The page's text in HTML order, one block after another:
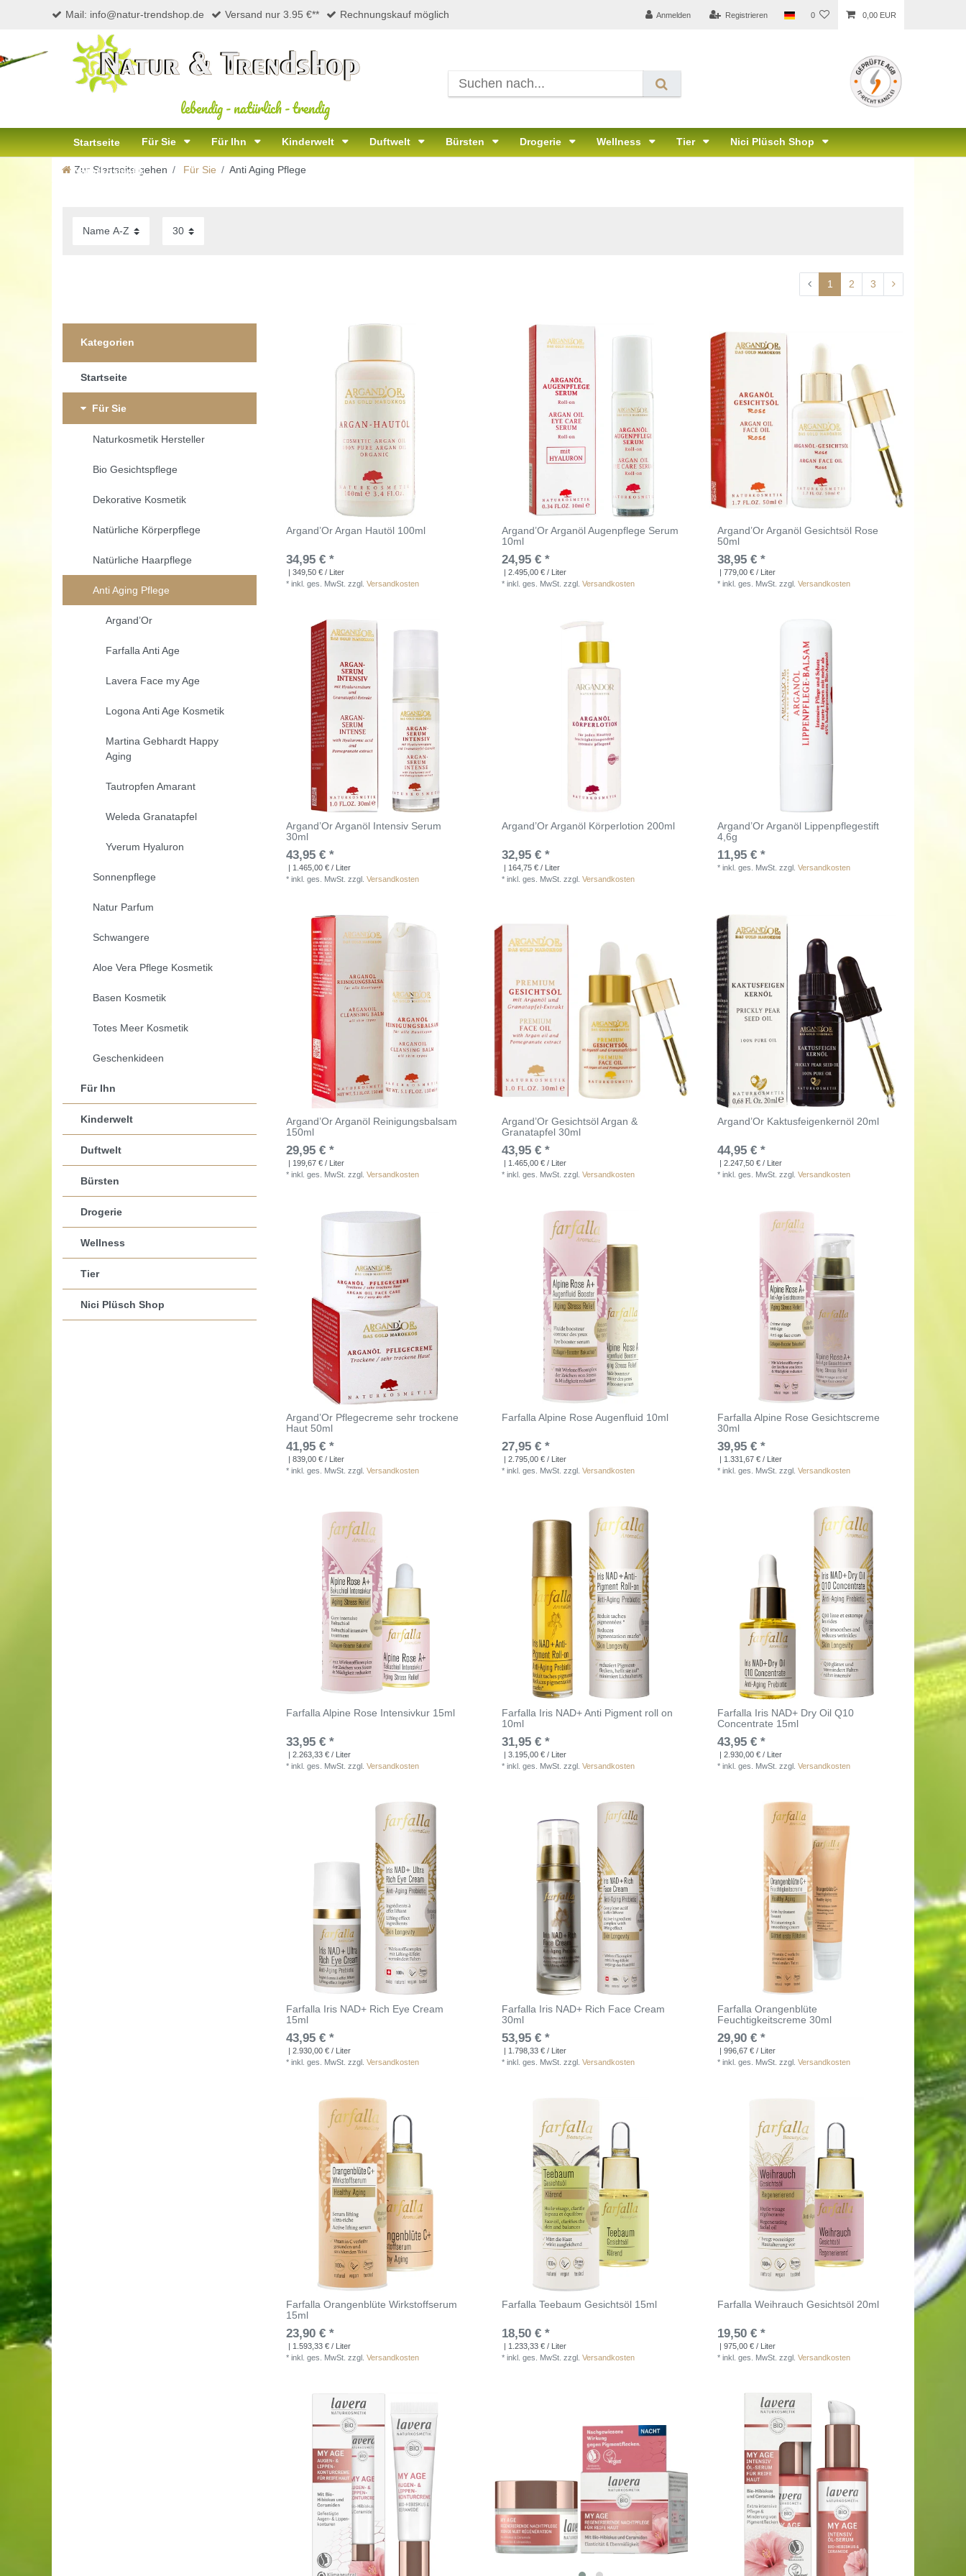
Mail: info@natur-trendshop.de Versand nur 3.95 €** Rechnungskauf möglich Anmelden Registrieren 0 0,00 EUR
lebendig-natürlich-trendig
Startseite Für Sie Für Ihn Kinderwelt Duftwelt Bürsten Drogerie Wellness Tier Nici Plüsch Shop
Naturkosmetik
Zur Startseite gehen Für Sie Anti Aging Pflege
1 2 3
Kategorien
Startseite
Für Sie
Naturkosmetik Hersteller
Bio Gesichtspflege
Dekorative Kosmetik
Natürliche Körperpflege
Natürliche Haarpflege
Anti Aging Pflege
Argand’Or
Farfalla Anti Age
Lavera Face my Age
Logona Anti Age Kosmetik
Martina Gebhardt Happy
Aging
Tautropfen Amarant
Weleda Granatapfel
Yverum Hyaluron
Sonnenpflege
Natur Parfum
Schwangere
Aloe Vera Pflege Kosmetik
Basen Kosmetik
Totes Meer Kosmetik
Geschenkideen
Für Ihn
Kinderwelt
Duftwelt
Bürsten
Drogerie
Wellness
Tier
Nici Plüsch Shop
Argand’Or Argan Hautöl 100ml
34,95 € *
| 349,50 € / Liter
*inkl. ges. MwSt. zzgl.Versandkosten
Argand’Or Arganöl Augenpflege Serum
10ml
24,95 € *
| 2.495,00 € / Liter
*inkl. ges. MwSt. zzgl.Versandkosten
Argand’Or Arganöl Gesichtsöl Rose
50ml
38,95 € *
| 779,00 € / Liter
*inkl. ges. MwSt. zzgl.Versandkosten
Argand’Or Arganöl Intensiv Serum
30ml
43,95 € *
| 1.465,00 € / Liter
*inkl. ges. MwSt. zzgl.Versandkosten
Argand’Or Arganöl Körperlotion 200ml
32,95 € *
| 164,75 € / Liter
*inkl. ges. MwSt. zzgl.Versandkosten
Argand’Or Arganöl Lippenpflegestift
4,6g
11,95 € *
*inkl. ges. MwSt. zzgl.Versandkosten
Argand’Or Arganöl Reinigungsbalsam
150ml
29,95 € *
| 199,67 € / Liter
*inkl. ges. MwSt. zzgl.Versandkosten
Argand’Or Gesichtsöl Argan &
Granatapfel 30ml
43,95 € *
| 1.465,00 € / Liter
*inkl. ges. MwSt. zzgl.Versandkosten
Argand’Or Kaktusfeigenkernöl 20ml
44,95 € *
| 2.247,50 € / Liter
*inkl. ges. MwSt. zzgl.Versandkosten
Argand’Or Pflegecreme sehr trockene
Haut 50ml
41,95 € *
| 839,00 € / Liter
*inkl. ges. MwSt. zzgl.Versandkosten
Farfalla Alpine Rose Augenfluid 10ml
27,95 € *
| 2.795,00 € / Liter
*inkl. ges. MwSt. zzgl.Versandkosten
Farfalla Alpine Rose Gesichtscreme
30ml
39,95 € *
| 1.331,67 € / Liter
*inkl. ges. MwSt. zzgl.Versandkosten
Farfalla Alpine Rose Intensivkur 15ml
33,95 € *
| 2.263,33 € / Liter
*inkl. ges. MwSt. zzgl.Versandkosten
Farfalla Iris NAD+ Anti Pigment roll on
10ml
31,95 € *
| 3.195,00 € / Liter
*inkl. ges. MwSt. zzgl.Versandkosten
Farfalla Iris NAD+ Dry Oil Q10
Concentrate 15ml
43,95 € *
| 2.930,00 € / Liter
*inkl. ges. MwSt. zzgl.Versandkosten
Farfalla Iris NAD+ Rich Eye Cream
15ml
43,95 € *
| 2.930,00 € / Liter
*inkl. ges. MwSt. zzgl.Versandkosten
Farfalla Iris NAD+ Rich Face Cream
30ml
53,95 € *
| 1.798,33 € / Liter
*inkl. ges. MwSt. zzgl.Versandkosten
Farfalla Orangenblüte
Feuchtigkeitscreme 30ml
29,90 € *
| 996,67 € / Liter
*inkl. ges. MwSt. zzgl.Versandkosten
Farfalla Orangenblüte Wirkstoffserum
15ml
23,90 € *
| 1.593,33 € / Liter
*inkl. ges. MwSt. zzgl.Versandkosten
Farfalla Teebaum Gesichtsöl 15ml
18,50 € *
| 1.233,33 € / Liter
*inkl. ges. MwSt. zzgl.Versandkosten
Farfalla Weihrauch Gesichtsöl 20ml
19,50 € *
| 975,00 € / Liter
*inkl. ges. MwSt. zzgl.Versandkosten